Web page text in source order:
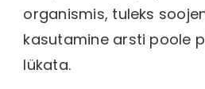
organismis, tuleks
kasutamine arsti poole
lükata.